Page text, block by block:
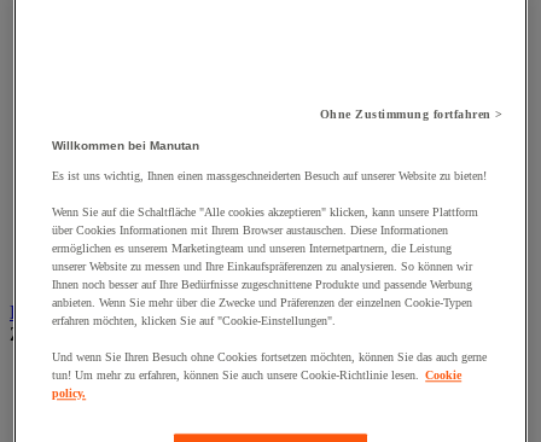
Stifte und Dübel
Türbänder und-Türangeln
Unterlegscheiben
Verbindungsstück, Einlage, Feder und Gewindeeinsatz
Vibrationsschutz
Zubehör für Türen, Fenster und Tore
Beleuchtung
Zur gesamten Produktgruppe
Baustellenscheinwerfer
Handlampe
Ohne Zustimmung fortfahren >
Willkommen bei Manutan
Es ist uns wichtig, Ihnen einen massgeschneiderten Besuch auf unserer Website zu bieten!
Wenn Sie auf die Schaltfläche "Alle cookies akzeptieren" klicken, kann unsere Plattform
über Cookies Informationen mit Ihrem Browser austauschen. Diese Informationen
ermöglichen es unserem Marketingteam und unseren Internetpartnern, die Leistung
unserer Website zu messen und Ihre Einkaufspräferenzen zu analysieren. So können wir
Ihnen noch besser auf Ihre Bedürfnisse zugeschnittene Produkte und passende Werbung
anbieten. Wenn Sie mehr über die Zwecke und Präferenzen der einzelnen Cookie-Typen
erfahren möchten, klicken Sie auf "Cookie-Einstellungen".
Und wenn Sie Ihren Besuch ohne Cookies fortsetzen möchten, können Sie das auch gerne
tun! Um mehr zu erfahren, können Sie auch unsere Cookie-Richtlinie lesen. Cookie
policy.